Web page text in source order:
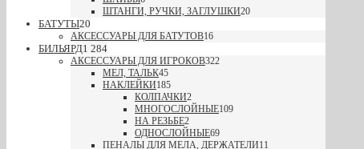
ШТАНГИ, РУЧКИ, ЗАГЛУШКИ20
БАТУТЫ20
АКСЕССУАРЫ ДЛЯ БАТУТОВ16
БИЛЬЯРД1 284
АКСЕССУАРЫ ДЛЯ ИГРОКОВ322
МЕЛ, ТАЛЬК45
НАКЛЕЙКИ185
КОЛПАЧКИ2
МНОГОСЛОЙНЫЕ109
НА РЕЗЬБЕ2
ОДНОСЛОЙНЫЕ69
ПЕНАЛЫ ДЛЯ МЕЛА, ДЕРЖАТЕЛИ11